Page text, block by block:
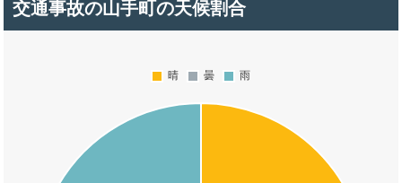
交通事故の山手町の天候割合